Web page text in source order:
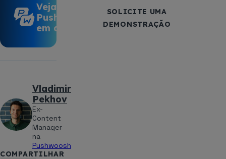
Veja a
Pushwoosh
em ação
SOLICITE UMA
DEMONSTRAÇÃO
Vladimir
Pekhov
Ex-
Content
Manager
na
Pushwoosh
COMPARTILHAR